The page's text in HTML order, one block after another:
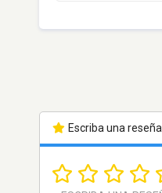
Escriba una reseña